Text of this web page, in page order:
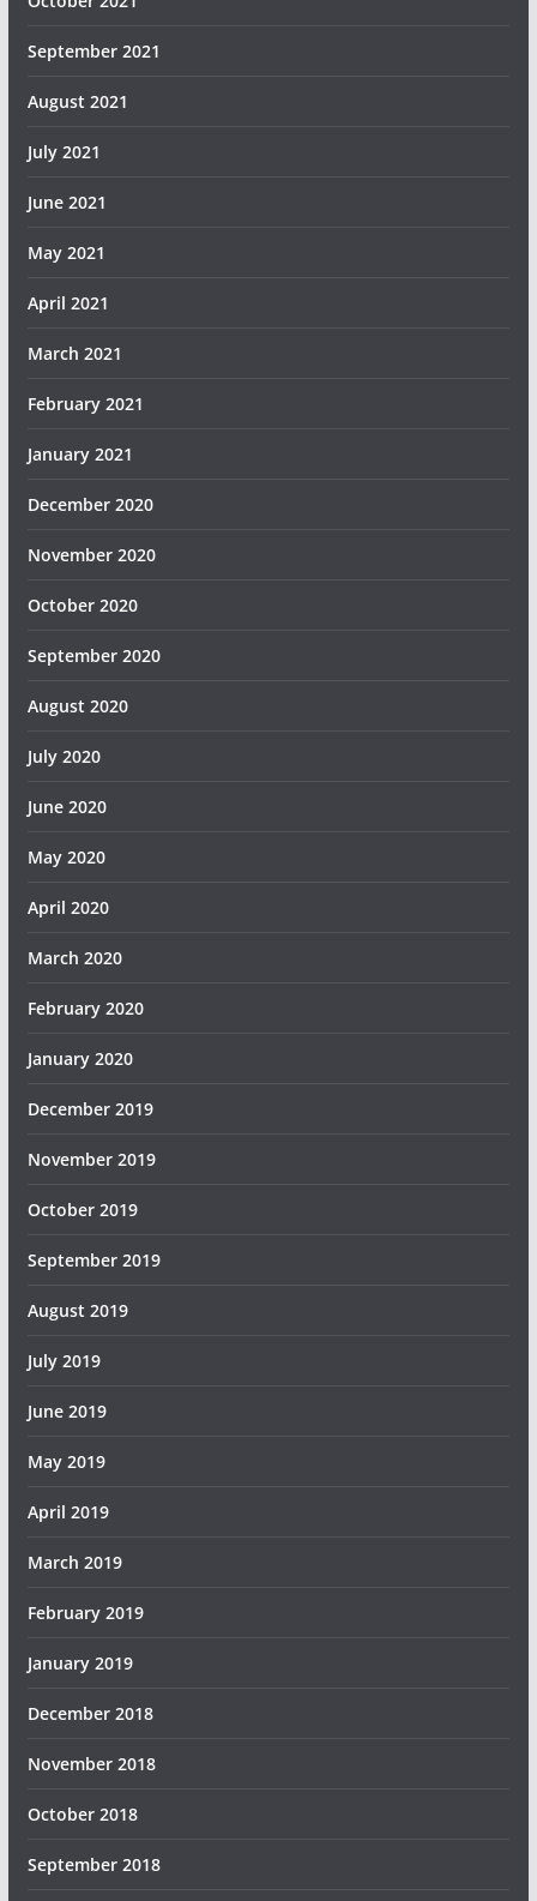
September 2021
August 2021
July 2021
June 2021
May 2021
April 2021
March 2021
February 2021
January 2021
December 2020
November 2020
October 2020
September 2020
August 2020
July 2020
June 2020
May 2020
April 2020
March 2020
February 2020
January 2020
December 2019
November 2019
October 2019
September 2019
August 2019
July 2019
June 2019
May 2019
April 2019
March 2019
February 2019
January 2019
December 2018
November 2018
October 2018
September 2018